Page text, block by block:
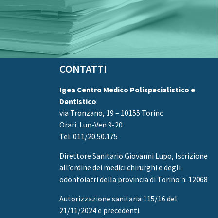
CONTATTI
Igea Centro Medico Polispecialistico e
Dentistico:
via Tronzano, 19 – 10155 Torino
Orari: Lun-Ven 9-20
Tel. 011/20.50.175
Direttore Sanitario Giovanni Lupo, Iscrizione
all’ordine dei medici chirurghi e degli
odontoiatri della provincia di Torino n. 12068
Autorizzazione sanitaria 115/16 del
21/11/2024 e precedenti.